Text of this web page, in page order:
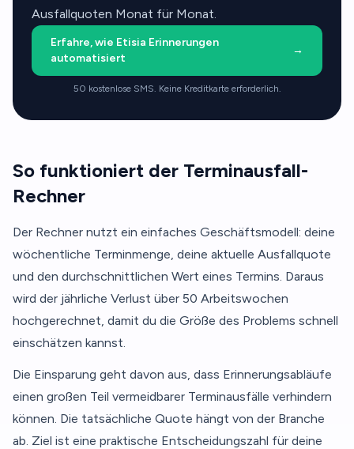
Ausfallquoten Monat für Monat.
Erfahre, wie Etisia Erinnerungen
automatisiert
→
50 kostenlose SMS. Keine Kreditkarte erforderlich.
So funktioniert der Terminausfall-
Rechner
Der Rechner nutzt ein einfaches Geschäftsmodell: deine
wöchentliche Terminmenge, deine aktuelle Ausfallquote
und den durchschnittlichen Wert eines Termins. Daraus
wird der jährliche Verlust über 50 Arbeitswochen
hochgerechnet, damit du die Größe des Problems schnell
einschätzen kannst.
Die Einsparung geht davon aus, dass Erinnerungsabläufe
einen großen Teil vermeidbarer Terminausfälle verhindern
können. Die tatsächliche Quote hängt von der Branche
ab. Ziel ist eine praktische Entscheidungszahl für deine